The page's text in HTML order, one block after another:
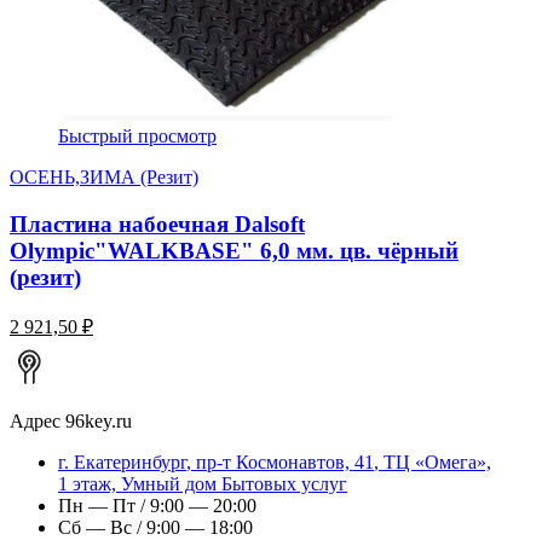
Быстрый просмотр
ОСЕНЬ,ЗИМА (Резит)
Пластина набоечная Dalsoft
Olympic"WALKBASE" 6,0 мм. цв. чёрный
(резит)
2 921,50 ₽
Адрес 96key.ru
г. Екатеринбург, пр-т Космонавтов, 41, ТЦ «Омега»,
1 этаж, Умный дом Бытовых услуг
Пн — Пт / 9:00 — 20:00
Сб — Вс / 9:00 — 18:00